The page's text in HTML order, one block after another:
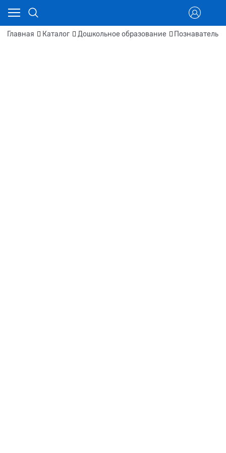
Главная Каталог Дошкольное образование